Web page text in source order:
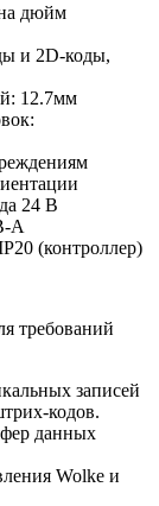
дюйм
и 2D-коды,
12.7мм
24 В
A
(контроллер)
требований
записей
кодов.
данных
Wolke и